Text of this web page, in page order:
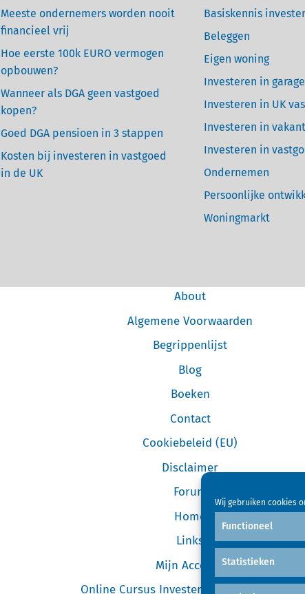
Wij gebruiken cookies
Functioneel
Statistieken
Meeste ondernemers worden nooit
financieel vrij
Hoe eerste 100k EURO vermogen
opbouwen?
Wanneer als DGA geen vastgoed
kopen?
Goed DGA pensioen in 3 stappen
Kosten bij investeren in vastgoed
in de UK
Basiskennis
Beleggen
Eigen woning
Investeren in
Investeren in UK
Investeren in
Investeren in
Ondernemen
Persoonlijke
Woningmarkt
About
Algemene Voorwaarden
Begrippenlijst
Blog
Boeken
Contact
Cookiebeleid (EU)
Disclaimer
Forum
Home
Links
Mijn Account
Online Cursus Investeren in Garageboxen